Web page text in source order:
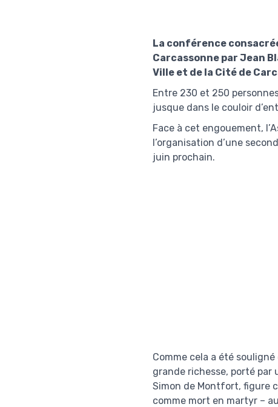
La conférence
Carcassonne par Jean
Ville et de la Cité de
Entre 230 et 250
jusque dans le couloir
Face à cet engouement,
l’organisation d’une
juin prochain.
Comme cela a été
grande richesse, porté
Simon de Montfort, figure
comme mort en martyr –